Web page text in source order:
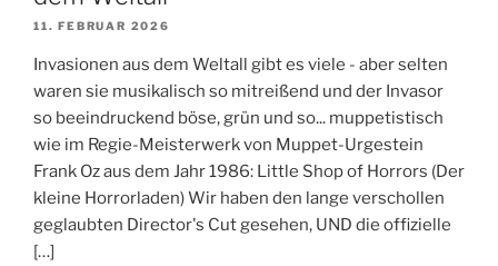
11. FEBRUAR 2026
Invasionen aus dem Weltall gibt es viele - aber selten
waren sie musikalisch so mitreißend und der Invasor
so beeindruckend böse, grün und so... muppetistisch
wie im Regie-Meisterwerk von Muppet-Urgestein
Frank Oz aus dem Jahr 1986: Little Shop of Horrors (Der
kleine Horrorladen) Wir haben den lange verschollen
geglaubten Director's Cut gesehen, UND die offizielle
[…]